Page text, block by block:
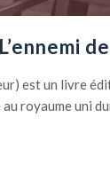
est un livre
royaume uni